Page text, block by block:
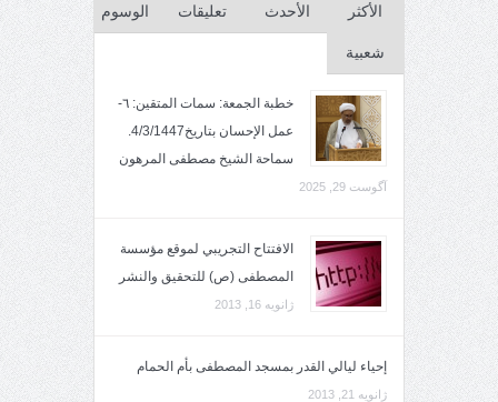
الأكثر
شعبية
الأحدث تعليقات الوسوم
خطبة الجمعة: سمات المتقين: ٦-
عمل الإحسان بتاريخ4/3/1447.
سماحة الشيخ مصطفى المرهون
آگوست 29, 2025
الافتتاح التجريبي لموقع مؤسسة
المصطفى (ص) للتحقيق والنشر
ژانویه 16, 2013
إحياء ليالي القدر بمسجد المصطفى بأم الحمام
ژانویه 21, 2013